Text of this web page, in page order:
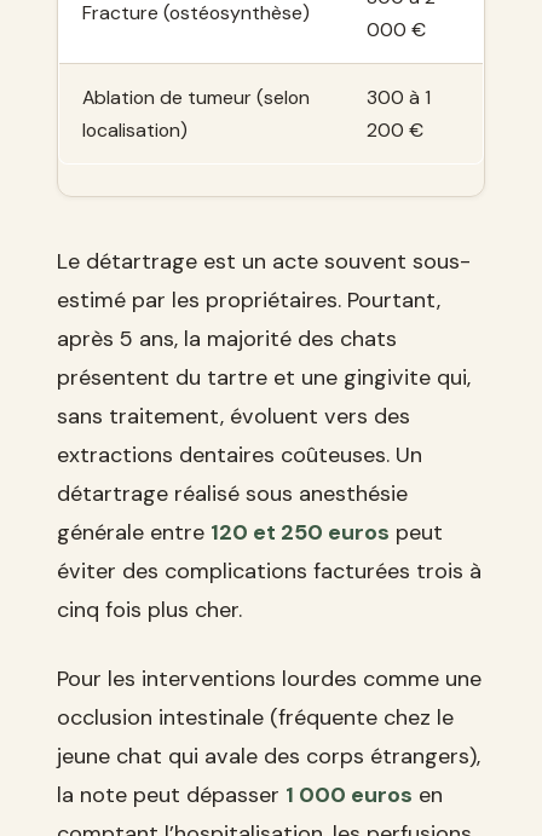
Fracture (ostéosynthèse)
000 €
Ablation de tumeur (selon
localisation)
300 à 1
200 €
Le détartrage est un acte souvent sous-
estimé par les propriétaires. Pourtant,
après 5 ans, la majorité des chats
présentent du tartre et une gingivite qui,
sans traitement, évoluent vers des
extractions dentaires coûteuses. Un
détartrage réalisé sous anesthésie
générale entre 120 et 250 euros peut
éviter des complications facturées trois à
cinq fois plus cher.
Pour les interventions lourdes comme une
occlusion intestinale (fréquente chez le
jeune chat qui avale des corps étrangers),
la note peut dépasser 1 000 euros en